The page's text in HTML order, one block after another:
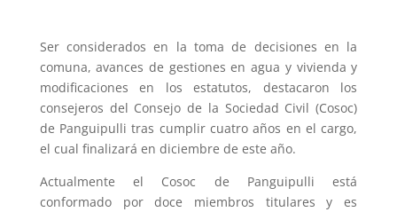
Ser considerados en la toma de decisiones en la
comuna, avances de gestiones en agua y vivienda y
modificaciones en los estatutos, destacaron los
consejeros del Consejo de la Sociedad Civil (Cosoc)
de Panguipulli tras cumplir cuatro años en el cargo,
el cual finalizará en diciembre de este año.
Actualmente el Cosoc de Panguipulli está
conformado por doce miembros titulares y es